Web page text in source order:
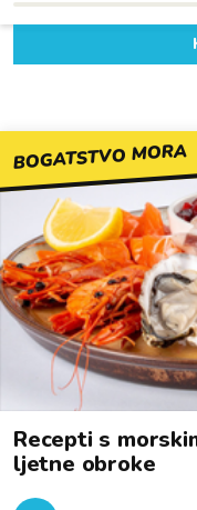
BOGATSTVO MORA
Recepti s
ljetne obroke